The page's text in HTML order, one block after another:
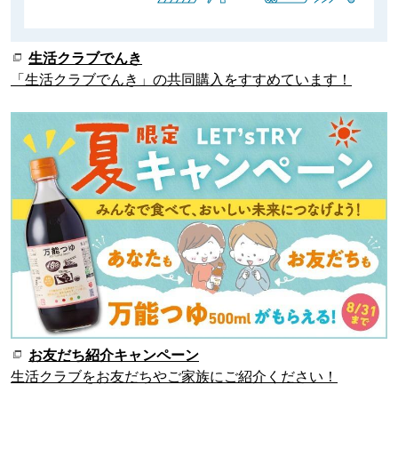
生活クラブでんき
「生活クラブでんき」の共同購入をすすめています！
お友だち紹介キャンペーン
生活クラブをお友だちやご家族にご紹介ください！